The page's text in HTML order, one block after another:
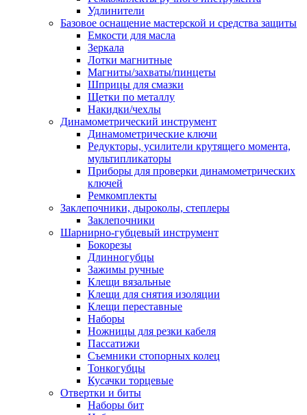
Удлинители
Базовое оснащение мастерской и средства защиты
Емкости для масла
Зеркала
Лотки магнитные
Магниты/захваты/пинцеты
Шприцы для смазки
Щетки по металлу
Накидки/чехлы
Динамометрический инструмент
Динамометрические ключи
Редукторы, усилители крутящего момента,
мультипликаторы
Приборы для проверки динамометрических
ключей
Ремкомплекты
Заклепочники, дыроколы, степлеры
Заклепочники
Шарнирно-губцевый инструмент
Бокорезы
Длинногубцы
Зажимы ручные
Клещи вязальные
Клещи для снятия изоляции
Клещи переставные
Наборы
Ножницы для резки кабеля
Пассатижи
Съемники стопорных колец
Тонкогубцы
Кусачки торцевые
Отвертки и биты
Наборы бит